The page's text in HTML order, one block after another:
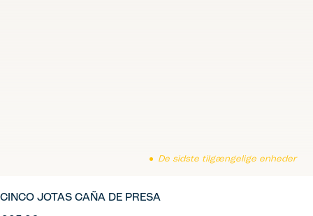
De sidste tilgængelige enheder
CINCO JOTAS CAÑA DE PRESA